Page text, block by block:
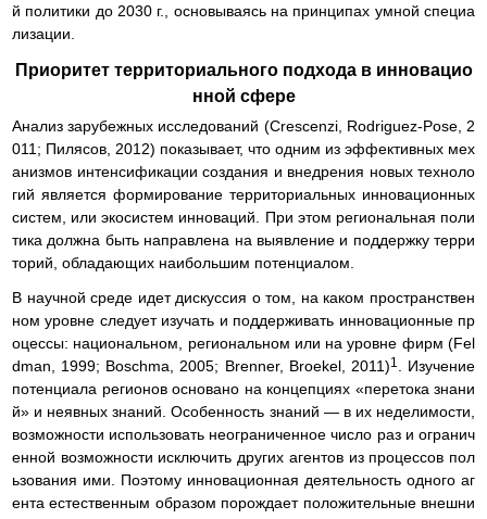
й политики до 2030 г., основываясь на принципах умной специа
лизации.
Приоритет территориального подхода в инновацио
нной сфере
Анализ зарубежных исследований (Crescenzi, Rodriguez-Pose, 2
011; Пилясов, 2012) показывает, что одним из эффективных мех
анизмов интенсификации создания и внедрения новых техноло
гий является формирование территориальных инновационных
систем, или экосистем инноваций. При этом региональная поли
тика должна быть направлена на выявление и поддержку терри
торий, обладающих наибольшим потенциалом.
В научной среде идет дискуссия о том, на каком пространствен
ном уровне следует изучать и поддерживать инновационные пр
оцессы: национальном, региональном или на уровне фирм (Fel
dman, 1999; Boschma, 2005; Brenner, Broekel, 2011)1
. Изучение
потенциала регионов основано на концепциях «перетока знани
й» и неявных знаний. Особенность знаний — в их неделимости,
возможности использовать неограниченное число раз и огранич
енной возможности исключить других агентов из процессов пол
ьзования ими. Поэтому инновационная деятельность одного аг
ента естественным образом порождает положительные внешни